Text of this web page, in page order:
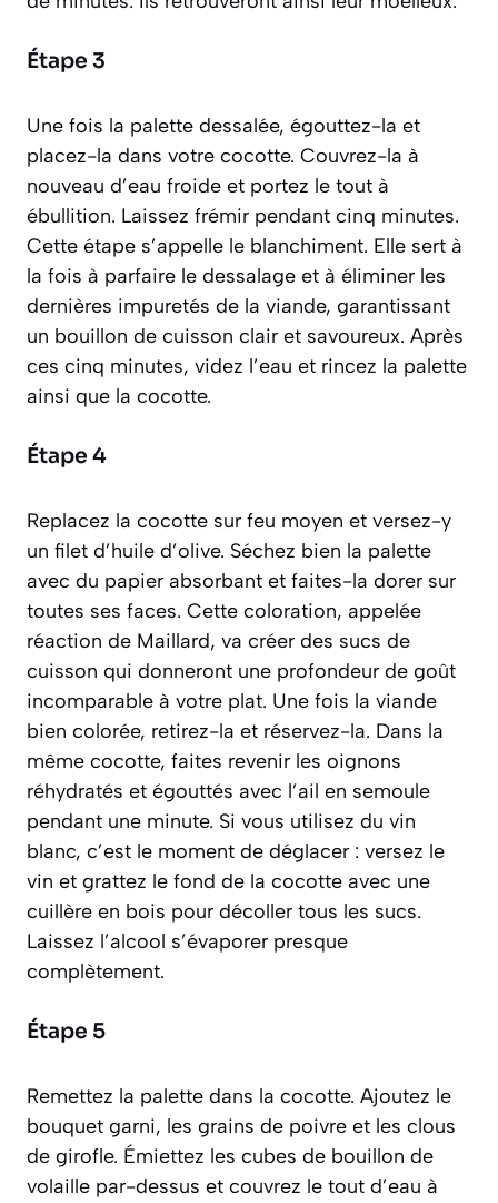
Étape 3
Une fois la palette dessalée, égouttez-la et
placez-la dans votre cocotte. Couvrez-la à
nouveau d’eau froide et portez le tout à
ébullition. Laissez frémir pendant cinq minutes.
Cette étape s’appelle le blanchiment. Elle sert à
la fois à parfaire le dessalage et à éliminer les
dernières impuretés de la viande, garantissant
un bouillon de cuisson clair et savoureux. Après
ces cinq minutes, videz l’eau et rincez la palette
ainsi que la cocotte.
Étape 4
Replacez la cocotte sur feu moyen et versez-y
un filet d’huile d’olive. Séchez bien la palette
avec du papier absorbant et faites-la dorer sur
toutes ses faces. Cette coloration, appelée
réaction de Maillard, va créer des sucs de
cuisson qui donneront une profondeur de goût
incomparable à votre plat. Une fois la viande
bien colorée, retirez-la et réservez-la. Dans la
même cocotte, faites revenir les oignons
réhydratés et égouttés avec l’ail en semoule
pendant une minute. Si vous utilisez du vin
blanc, c’est le moment de déglacer : versez le
vin et grattez le fond de la cocotte avec une
cuillère en bois pour décoller tous les sucs.
Laissez l’alcool s’évaporer presque
complètement.
Étape 5
Remettez la palette dans la cocotte. Ajoutez le
bouquet garni, les grains de poivre et les clous
de girofle. Émiettez les cubes de bouillon de
volaille par-dessus et couvrez le tout d’eau à